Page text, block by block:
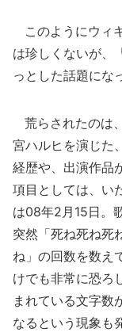
このようにウィ
は珍しくないが、
っとした話題にな
荒らされたのは
宮ハルヒを演じた
経歴や、出演作品
項目としては、い
は08年2月15日。
突然「死ね死ね死
ね」の回数を数え
けでも非常に恐ろ
まれている文字数
なるという現象も